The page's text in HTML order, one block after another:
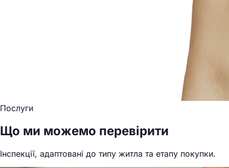
Послуги
Що ми можемо перевірити
Інспекції, адаптовані до типу житла та етапу покупки.